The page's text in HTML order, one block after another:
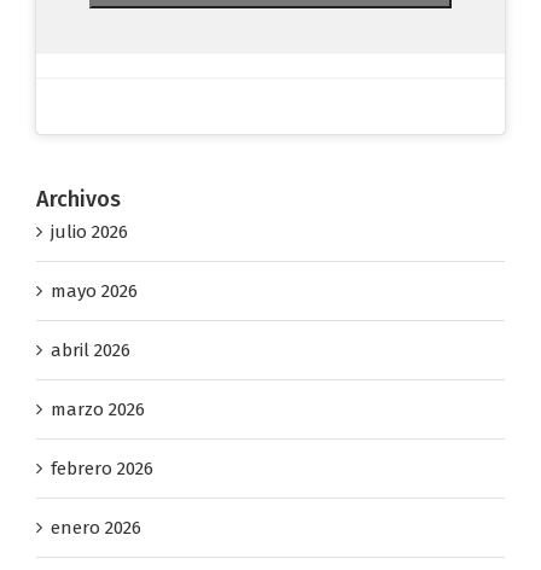
Archivos
julio 2026
mayo 2026
abril 2026
marzo 2026
febrero 2026
enero 2026